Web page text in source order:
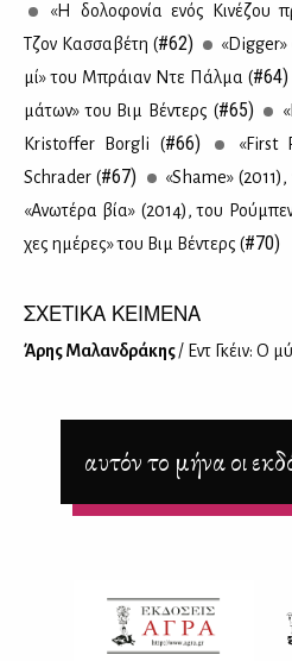
«Η δο­λο­φο­νία ενός Κι­νέ­ζου
Τζον Κασ­σα­βέ­τη (#62) «Digger»
μί» του Μπράιαν Ντε Πάλ­μα (#64)
μά­των» του Βιμ Βέ­ντερς (#65)
Kristoffer Borgli (#66)
«First
Schrader (#67) «Shame»
«Ανω­τέ­ρα βία» (2014), του
χες ημέ­ρες» του Βιμ Βέ­ντερς (#70)
ΣΧΕΤΙΚΑ ΚΕΙΜΕΝΑ
Άρης Μα­λαν­δρά­κης/ Εντ Γκέιν: Ο
αυτόν το μήνα οι